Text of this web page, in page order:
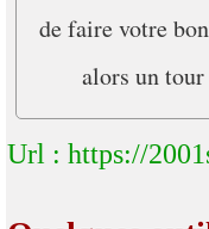
de faire votre
alors un tour
Url : https://